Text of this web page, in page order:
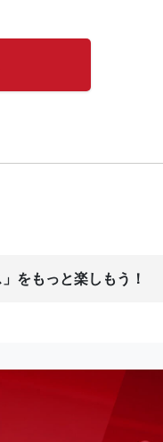
をもっと楽しもう！